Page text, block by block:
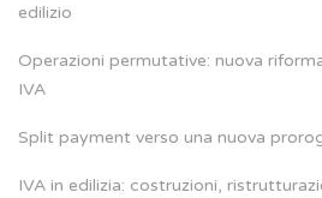
edilizio
Operazioni permutative: nuova
IVA
Split payment verso una nuova
IVA in edilizia: costruzioni,